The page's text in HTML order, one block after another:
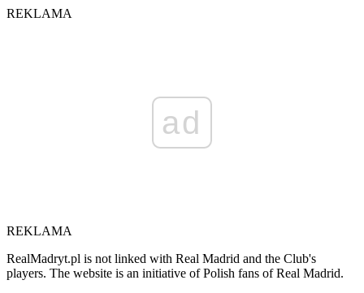
REKLAMA
ad
REKLAMA
RealMadryt.pl is not linked with Real Madrid and the Club's
players. The website is an initiative of Polish fans of Real Madrid.